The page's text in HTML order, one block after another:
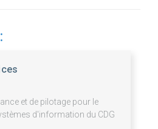
et de pilotage pour le
d'information du CDG